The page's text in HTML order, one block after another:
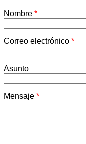
Nombre *
Correo electrónico *
Asunto
Mensaje *